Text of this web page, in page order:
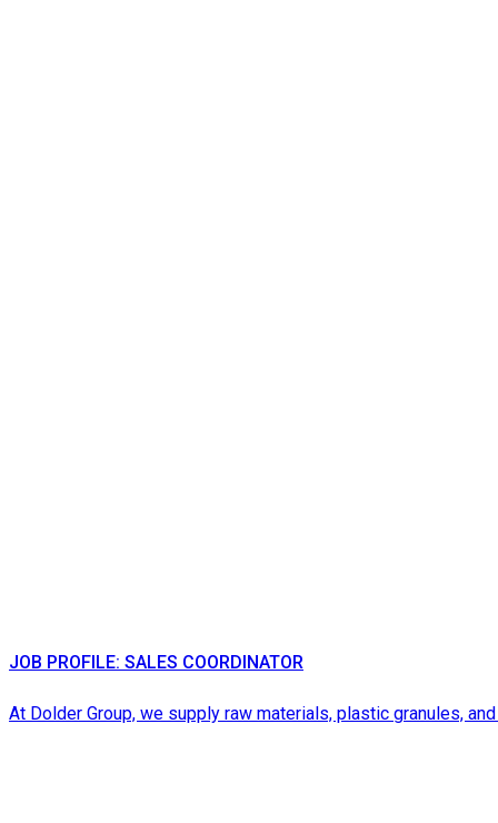
JOB PROFILE: SALES COORDINATOR
At Dolder Group, we supply raw materials, plastic granules,